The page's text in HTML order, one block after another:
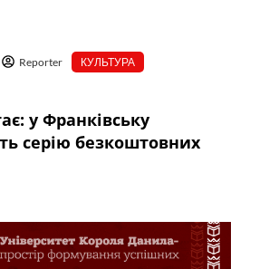
Reporter КУЛЬТУРА
у Франківську
серію безкоштовних